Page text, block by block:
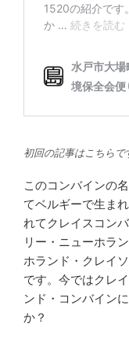
初回の記事はこちらで
このコンバインの
てベルギーで生ま
れてクレイスコン
リー・ニューホラ
ホランド・クレイ
です。今ではクレ
ンド・コンバイン
か？